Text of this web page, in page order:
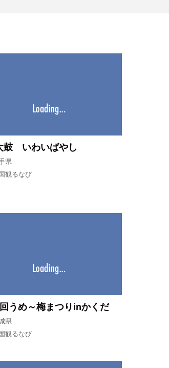
鼓 いわいばやし
県
観るなび
うめ～梅まつりinかくだ
県
観るなび